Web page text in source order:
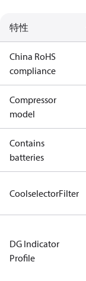
特性
China RoHS
compliance
Compressor
model
Contains
batteries
CoolselectorFilter
DG Indicator
Profile